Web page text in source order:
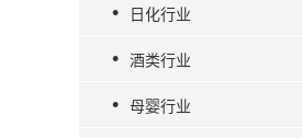
• 日化行业
• 酒类行业
• 母婴行业